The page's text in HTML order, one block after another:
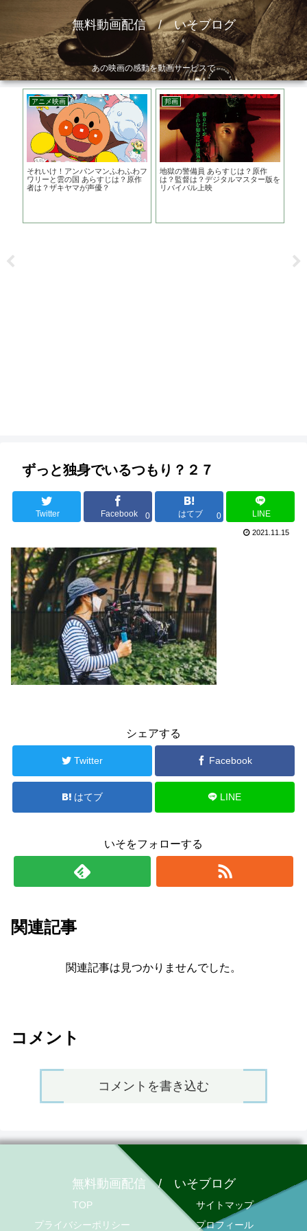
無料動画配信 / いそブログ
あの映画の感動を動画サービスで
アニメ映画
それいけ！アンパンマンふわふわフ
ワリーと雲の国 あらすじは？原作
者は？ザキヤマが声優？
邦画
地獄の警備員 あらすじは？原作
は？監督は？デジタルマスター版を
リバイバル上映
ずっと独身でいるつもり？２７
Twitter Facebook 0 はてブ 0 LINE
2021.11.15
シェアする
Twitter Facebook
はてブ LINE
いそをフォローする
関連記事
関連記事は見つかりませんでした。
コメント
コメントを書き込む
無料動画配信 / いそブログ
TOP
サイトマップ
プライバシーポリシー
プロフィール